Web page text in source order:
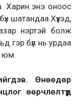
Харин энэ оноос
шатандаа Хүүхэд,
нэртэй болж
гэр бүл нь урдаа
юм.
Өнөөдөр
өөрчлөлтүүд